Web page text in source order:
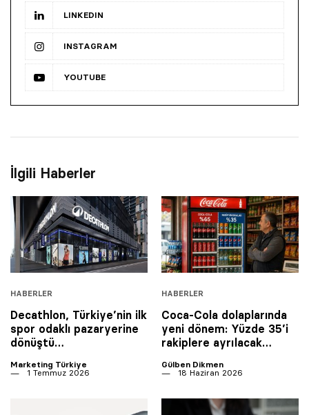
LINKEDIN
INSTAGRAM
YOUTUBE
İlgili Haberler
HABERLER
Decathlon, Türkiye’nin ilk
spor odaklı pazaryerine
dönüştü…
Marketing Türkiye
1 Temmuz 2026
HABERLER
Coca-Cola dolaplarında
yeni dönem: Yüzde 35’i
rakiplere ayrılacak…
Gülben Dikmen
18 Haziran 2026